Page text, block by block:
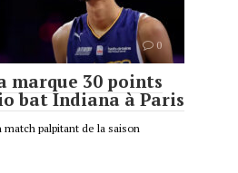
0
marque 30 points
bat Indiana à Paris
match palpitant de la saison